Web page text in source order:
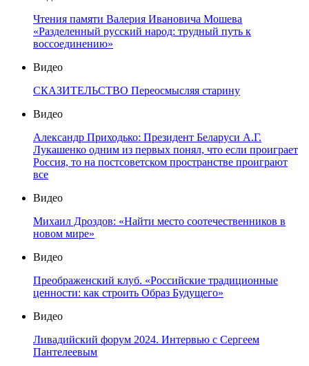
Чтения памяти Валерия Ивановича Мошева
«Разделенный русский народ: трудный путь к
воссоединению»
Видео
СКАЗИТЕЛЬСТВО Переосмысляя старину
Видео
Александр Приходько: Президент Беларуси А.Г.
Лукашенко одним из первых понял, что если проиграет
Россия, то на постсоветском пространстве проиграют
все
Видео
Михаил Дроздов: «Найти место соотечественников в
новом мире»
Видео
Преображенский клуб. «Российские традиционные
ценности: как строить Образ Будущего»
Видео
Ливадийский форум 2024. Интервью с Сергеем
Пантелеевым